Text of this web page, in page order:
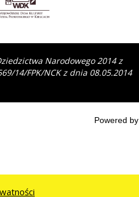
Narodowego 2014 z
14/FPK/NCK z dnia 08.05.2014
Powered by